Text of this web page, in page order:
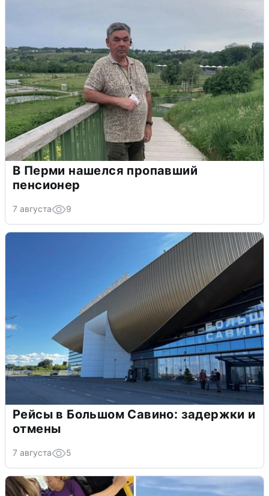
В Перми нашелся пропавший
пенсионер
7 августа 9
Рейсы в Большом Савино: задержки и
отмены
7 августа 5